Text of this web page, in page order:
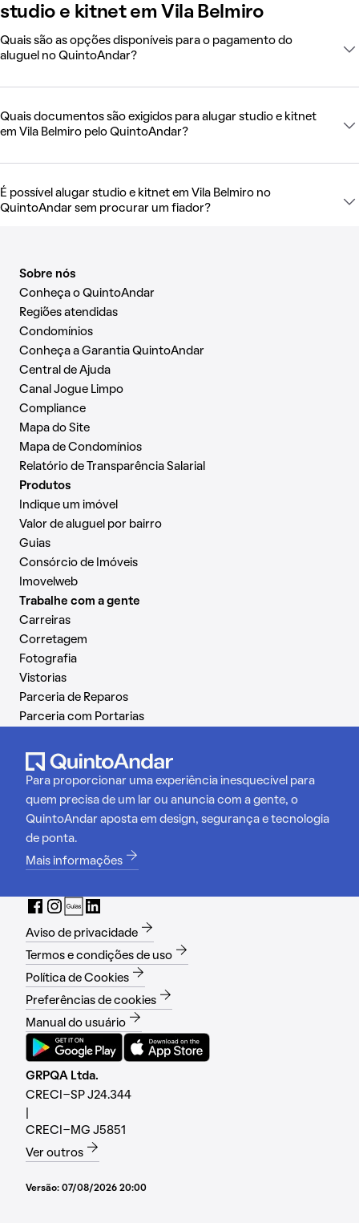
studio e kitnet em Vila Belmiro
Quais são as opções disponíveis para o pagamento do
aluguel no QuintoAndar?
Quais documentos são exigidos para alugar studio e kitnet
em Vila Belmiro pelo QuintoAndar?
É possível alugar studio e kitnet em Vila Belmiro no
QuintoAndar sem procurar um fiador?
Sobre nós
Conheça o QuintoAndar
Regiões atendidas
Condomínios
Conheça a Garantia QuintoAndar
Central de Ajuda
Canal Jogue Limpo
Compliance
Mapa do Site
Mapa de Condomínios
Relatório de Transparência Salarial
Produtos
Indique um imóvel
Valor de aluguel por bairro
Guias
Consórcio de Imóveis
Imovelweb
Trabalhe com a gente
Carreiras
Corretagem
Fotografia
Vistorias
Parceria de Reparos
Parceria com Portarias
Para proporcionar uma experiência inesquecível para
quem precisa de um lar ou anuncia com a gente, o
QuintoAndar aposta em design, segurança e tecnologia
de ponta.
Mais informações
Aviso de privacidade
Termos e condições de uso
Política de Cookies
Preferências de cookies
Manual do usuário
GRPQA Ltda.
CRECI-SP J24.344
CRECI-MG J5851
Ver outros
Versão: 07/08/2026 20:00